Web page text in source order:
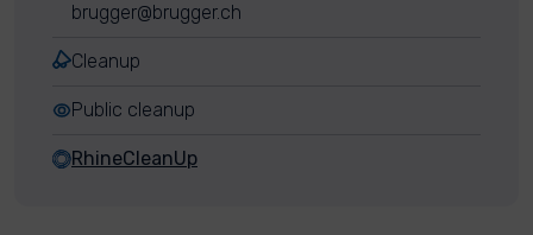
brugger@brugger.ch
Cleanup
Public cleanup
RhineCleanUp